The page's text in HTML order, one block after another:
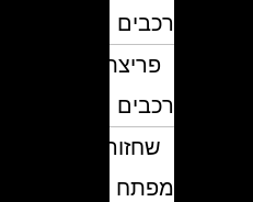
רכבים
פריצת
רכבים
שחזור
מפתח